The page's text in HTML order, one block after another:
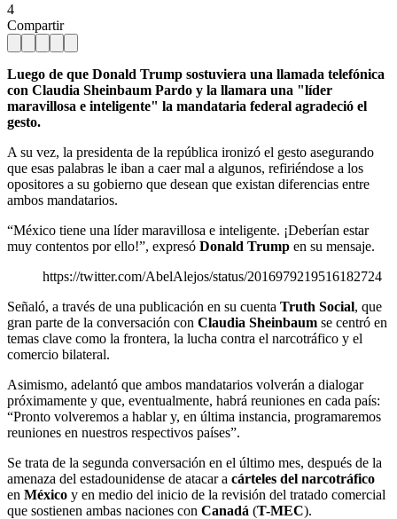
4
Compartir
Luego de que Donald Trump sostuviera una llamada telefónica
con Claudia Sheinbaum Pardo y la llamara una "líder
maravillosa e inteligente" la mandataria federal agradeció el
gesto.
A su vez, la presidenta de la república ironizó el gesto asegurando
que esas palabras le iban a caer mal a algunos, refiriéndose a los
opositores a su gobierno que desean que existan diferencias entre
ambos mandatarios.
“México tiene una líder maravillosa e inteligente. ¡Deberían estar
muy contentos por ello!”, expresó Donald Trump en su mensaje.
https://twitter.com/AbelAlejos/status/2016979219516182724
Señaló, a través de una publicación en su cuenta Truth Social, que
gran parte de la conversación con Claudia Sheinbaum se centró en
temas clave como la frontera, la lucha contra el narcotráfico y el
comercio bilateral.
Asimismo, adelantó que ambos mandatarios volverán a dialogar
próximamente y que, eventualmente, habrá reuniones en cada país:
“Pronto volveremos a hablar y, en última instancia, programaremos
reuniones en nuestros respectivos países”.
Se trata de la segunda conversación en el último mes, después de la
amenaza del estadounidense de atacar a cárteles del narcotráfico
en México y en medio del inicio de la revisión del tratado comercial
que sostienen ambas naciones con Canadá (T-MEC).